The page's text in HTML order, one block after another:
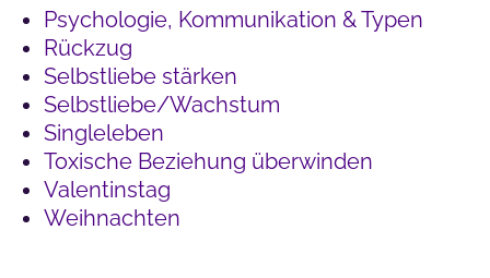
Psychologie, Kommunikation & Typen
Rückzug
Selbstliebe stärken
Selbstliebe/Wachstum
Singleleben
Toxische Beziehung überwinden
Valentinstag
Weihnachten